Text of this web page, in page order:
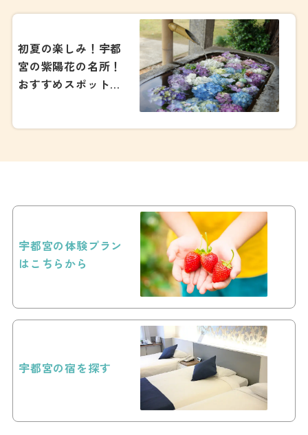
初夏の楽しみ！宇都
宮の紫陽花の名所！
おすすめスポット
宇都宮の体験プラン
はこちらから
宇都宮の宿を探す